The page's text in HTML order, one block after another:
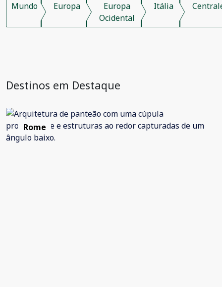
Mundo Europa
Europa
Ocidental
Itália
Destinos em Destaque
Rome